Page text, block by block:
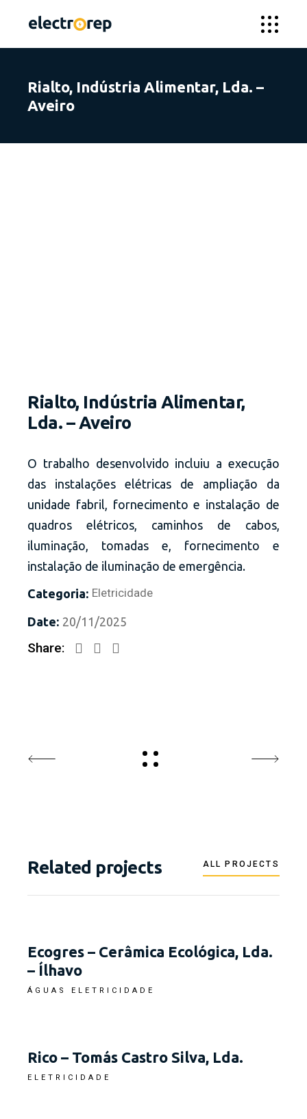
Rialto, Indústria Alimentar, Lda. –
Aveiro
Rialto, Indústria Alimentar,
Lda. – Aveiro
O trabalho desenvolvido incluiu a execução
das instalações elétricas de ampliação da
unidade fabril, fornecimento e instalação de
quadros elétricos, caminhos de cabos,
iluminação, tomadas e, fornecimento e
instalação de iluminação de emergência.
Categoria: Eletricidade
Date: 20/11/2025
Share:
Related projects ALL PROJECTS
Ecogres – Cerâmica Ecológica, Lda.
– Ílhavo
ÁGUAS ELETRICIDADE
Rico – Tomás Castro Silva, Lda.
ELETRICIDADE